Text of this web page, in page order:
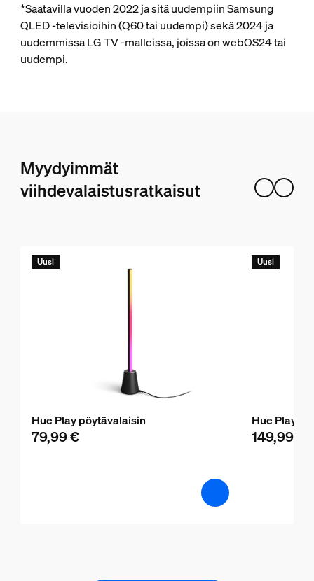
*Saatavilla vuoden 2022 ja sitä uudempiin Samsung
QLED -televisioihin (Q60 tai uudempi) sekä 2024 ja
uudemmissa LG TV -malleissa, joissa on webOS24 tai
uudempi.
Myydyimmät
viihdevalaistusratkaisut
Uusi
Hue Play pöytävalaisin
79,99 €
Uusi
Hue Play
149,99 €